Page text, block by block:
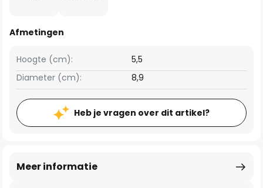
Afmetingen
Hoogte (cm):
5,5
Diameter (cm):
8,9
Heb je vragen over dit artikel?
Meer informatie